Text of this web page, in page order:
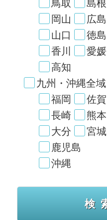
鳥取
島根
岡山
広島
山口
徳島
香川
愛媛
高知
九州・沖縄全域
福岡
佐賀
長崎
熊本
大分
宮城
鹿児島
沖縄